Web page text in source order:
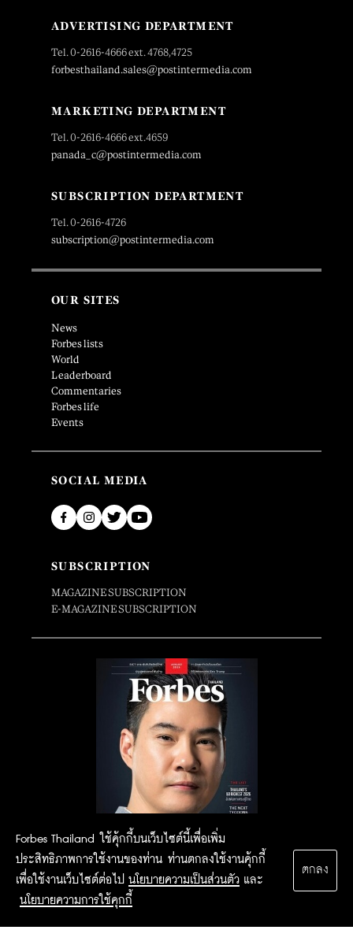
Forbes Thailand ใช้คุ้กกี้บนเว็บไซต์นี้เพื่อเพิ่ม
ประสิทธิภาพการใช้งานของท่าน ท่านตกลงใช้งานคุ้กกี้
เพื่อใช้งานเว็บไซต์ต่อไป นโยบายความเป็นส่วนตัว และ
นโยบายความการใช้คุกกี้
ตกลง
ADVERTISING DEPARTMENT
Tel. 0-2616-4666 ext. 4768,4725
forbesthailand.sales@postintermedia.com
MARKETING DEPARTMENT
Tel. 0-2616-4666 ext.4659
panada_c@postintermedia.com
SUBSCRIPTION DEPARTMENT
Tel. 0-2616-4726
subscription@postintermedia.com
OUR SITES
News
Forbes lists
World
Leaderboard
Commentaries
Forbes life
Events
SOCIAL MEDIA
SUBSCRIPTION
MAGAZINE SUBSCRIPTION
E-MAGAZINE SUBSCRIPTION
2015 Forbesthailand.com ALL RIGHTS RESERVED